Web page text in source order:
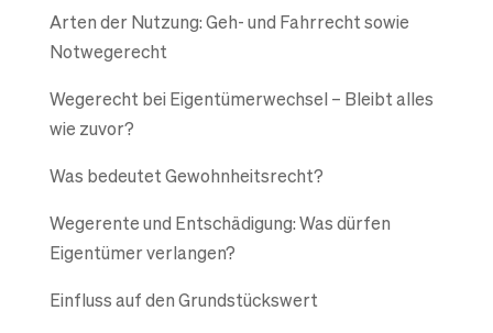
Arten der Nutzung: Geh- und Fahrrecht sowie
Notwegerecht
Wegerecht bei Eigentümerwechsel – Bleibt alles
wie zuvor?
Was bedeutet Gewohnheitsrecht?
Wegerente und Entschädigung: Was dürfen
Eigentümer verlangen?
Einfluss auf den Grundstückswert